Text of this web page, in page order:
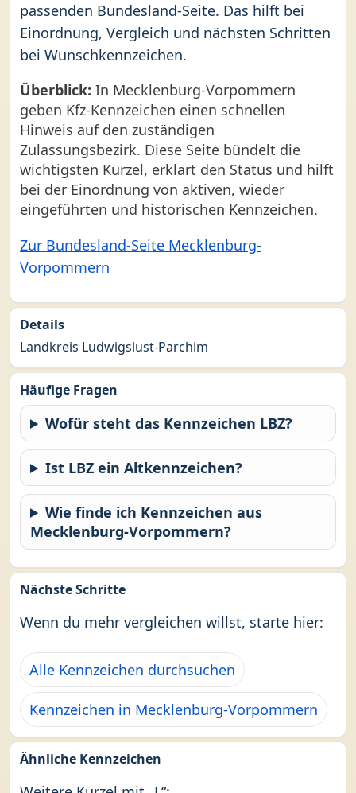
passenden Bundesland-Seite. Das hilft bei
Einordnung, Vergleich und nächsten Schritten
bei Wunschkennzeichen.
Überblick: In Mecklenburg-Vorpommern
geben Kfz-Kennzeichen einen schnellen
Hinweis auf den zuständigen
Zulassungsbezirk. Diese Seite bündelt die
wichtigsten Kürzel, erklärt den Status und hilft
bei der Einordnung von aktiven, wieder
eingeführten und historischen Kennzeichen.
Zur Bundesland-Seite Mecklenburg-
Vorpommern
Details
Landkreis Ludwigslust-Parchim
Häufige Fragen
Wofür steht das Kennzeichen LBZ?
Ist LBZ ein Altkennzeichen?
Wie finde ich Kennzeichen aus
Mecklenburg-Vorpommern?
Nächste Schritte
Wenn du mehr vergleichen willst, starte hier:
Alle Kennzeichen durchsuchen
Kennzeichen in Mecklenburg-Vorpommern
Ähnliche Kennzeichen